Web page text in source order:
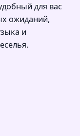
для вас
ожиданий,
и